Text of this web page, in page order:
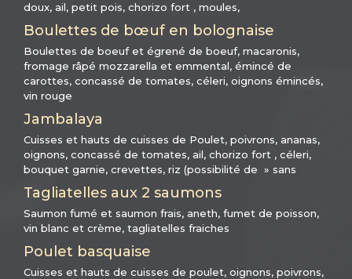
doux, ail, petit pois, chorizo fort , moules,
Boulettes de bœuf en bolognaise
Boulettes de boeuf et égrené de boeuf, macaronis,
fromage râpé mozzarella et emmental, émincé de
carottes, concassé de tomates, céleri, oignons émincés,
vin rouge
Jambalaya
Cuisses et hauts de cuisses de Poulet, poivrons, ananas,
oignons, concassé de tomates, ail, chorizo fort , céleri,
bouquet garnie, crevettes, riz (possibilité de » sans
Tagliatelles aux 2 saumons
Saumon fumé et saumon frais, aneth, fumet de poisson,
vin blanc et crème, tagliatelles fraiches
Poulet basquaise
Cuisses et hauts de cuisses de poulet, oignons, poivrons,